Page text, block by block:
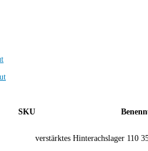
SKU
verstärktes Hinterachslager 110